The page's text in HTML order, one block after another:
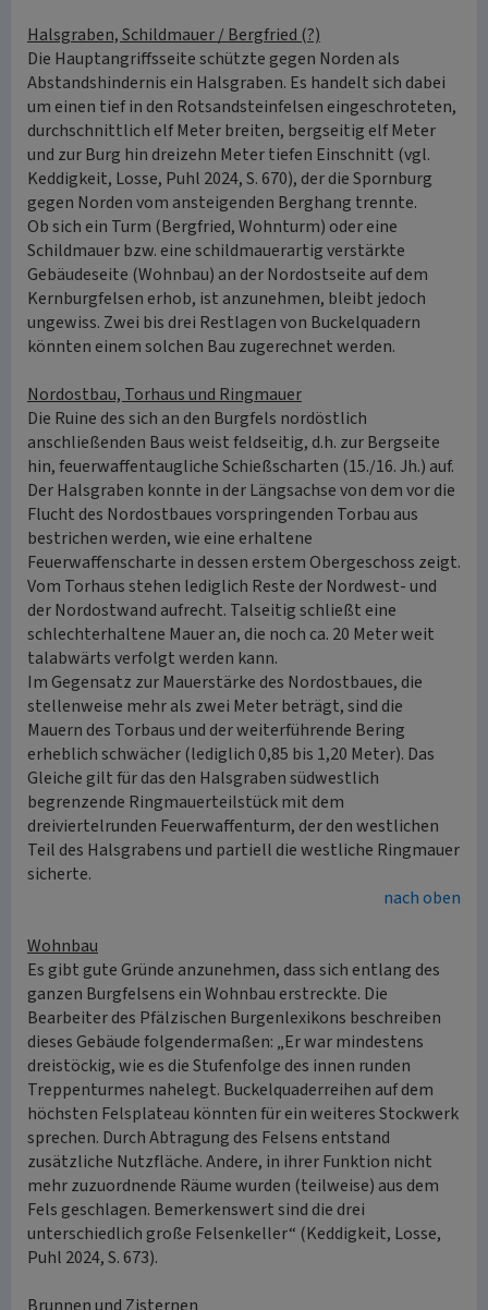
Halsgraben, Schildmauer / Bergfried (?)
Die Hauptangriffsseite schützte gegen Norden als
Abstandshindernis ein Halsgraben. Es handelt sich dabei
um einen tief in den Rotsandsteinfelsen eingeschroteten,
durchschnittlich elf Meter breiten, bergseitig elf Meter
und zur Burg hin dreizehn Meter tiefen Einschnitt (vgl.
Keddigkeit, Losse, Puhl 2024, S. 670), der die Spornburg
gegen Norden vom ansteigenden Berghang trennte.
Ob sich ein Turm (Bergfried, Wohnturm) oder eine
Schildmauer bzw. eine schildmauerartig verstärkte
Gebäudeseite (Wohnbau) an der Nordostseite auf dem
Kernburgfelsen erhob, ist anzunehmen, bleibt jedoch
ungewiss. Zwei bis drei Restlagen von Buckelquadern
könnten einem solchen Bau zugerechnet werden.
Nordostbau, Torhaus und Ringmauer
Die Ruine des sich an den Burgfels nordöstlich
anschließenden Baus weist feldseitig, d.h. zur Bergseite
hin, feuerwaffentaugliche Schießscharten (15./16. Jh.) auf.
Der Halsgraben konnte in der Längsachse von dem vor die
Flucht des Nordostbaues vorspringenden Torbau aus
bestrichen werden, wie eine erhaltene
Feuerwaffenscharte in dessen erstem Obergeschoss zeigt.
Vom Torhaus stehen lediglich Reste der Nordwest- und
der Nordostwand aufrecht. Talseitig schließt eine
schlechterhaltene Mauer an, die noch ca. 20 Meter weit
talabwärts verfolgt werden kann.
Im Gegensatz zur Mauerstärke des Nordostbaues, die
stellenweise mehr als zwei Meter beträgt, sind die
Mauern des Torbaus und der weiterführende Bering
erheblich schwächer (lediglich 0,85 bis 1,20 Meter). Das
Gleiche gilt für das den Halsgraben südwestlich
begrenzende Ringmauerteilstück mit dem
dreiviertelrunden Feuerwaffenturm, der den westlichen
Teil des Halsgrabens und partiell die westliche Ringmauer
sicherte.
nach oben
Wohnbau
Es gibt gute Gründe anzunehmen, dass sich entlang des
ganzen Burgfelsens ein Wohnbau erstreckte. Die
Bearbeiter des Pfälzischen Burgenlexikons beschreiben
dieses Gebäude folgendermaßen: „Er war mindestens
dreistöckig, wie es die Stufenfolge des innen runden
Treppenturmes nahelegt. Buckelquaderreihen auf dem
höchsten Felsplateau könnten für ein weiteres Stockwerk
sprechen. Durch Abtragung des Felsens entstand
zusätzliche Nutzfläche. Andere, in ihrer Funktion nicht
mehr zuzuordnende Räume wurden (teilweise) aus dem
Fels geschlagen. Bemerkenswert sind die drei
unterschiedlich große Felsenkeller“ (Keddigkeit, Losse,
Puhl 2024, S. 673).